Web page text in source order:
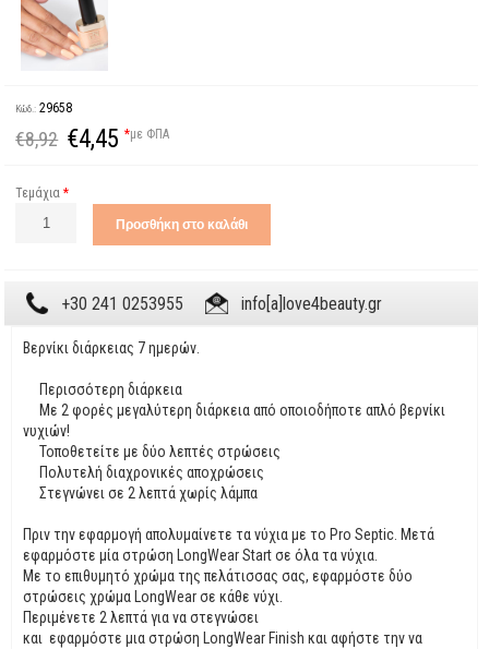
Κώδ.: 29658
€8,92 €4,45 *με ΦΠΑ
Τεμάχια*
+30 241 0253955 info[a]love4beauty.gr
Βερνίκι διάρκειας 7 ημερών.
Περισσότερη διάρκεια
Με 2 φορές μεγαλύτερη διάρκεια από οποιοδήποτε απλό βερνίκι
νυχιών!
Τοποθετείτε με δύο λεπτές στρώσεις
Πολυτελή διαχρονικές αποχρώσεις
Στεγνώνει σε 2 λεπτά χωρίς λάμπα
Πριν την εφαρμογή απολυμαίνετε τα νύχια με το Pro Septic. Μετά
εφαρμόστε μία στρώση LongWear Start σε όλα τα νύχια.
Με το επιθυμητό χρώμα της πελάτισσας σας, εφαρμόστε δύο
στρώσεις χρώμα LongWear σε κάθε νύχι.
Περιμένετε 2 λεπτά για να στεγνώσει
και εφαρμόστε μια στρώση LongWear Finish και αφήστε την να